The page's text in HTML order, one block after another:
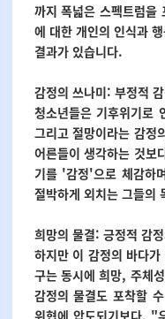
까지 폭넓은 스펙트럼을
에 대한 개인의 인식과
결과가 있습니다.
감정의 쓰나미: 부정적
청소년들은 기후위기로
그리고 절망이라는 감정
어른들이 생각하는 것보
기를 '감정'으로 체감하
절박하게 외치는 그들의
희망의 물결: 긍정적 감
하지만 이 감정의 바다
구는 동시에 희망, 주체
감정의 물결도 포착할
위협에 압도되기보다, "